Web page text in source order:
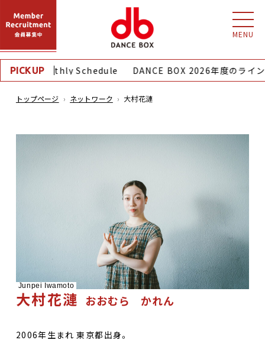
MENU
PICKUP
8月｜Monthly Schedule DANCE BOX 2026年度のライ
トップページ ネットワーク 大村花漣
Junpei Iwamoto
大村花漣 おおむら かれん
2006年生まれ 東京都出身。